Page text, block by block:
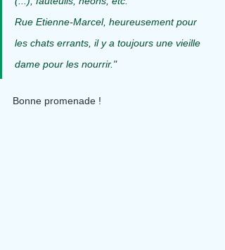
Rue Etienne-Marcel, heureusement pour
les chats errants, il y a toujours une vieille
dame pour les nourrir."
Bonne promenade !